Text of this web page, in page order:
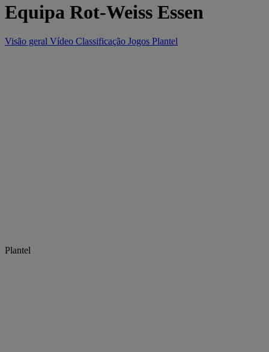
Equipa Rot-Weiss Essen
Visão geral Vídeo Classificação Jogos Plantel
Plantel